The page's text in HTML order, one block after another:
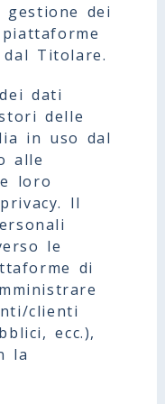
dei
Titolare.
dati
delle
in uso dal
alle
loro
Il
le
di
clienti
ecc.),
la